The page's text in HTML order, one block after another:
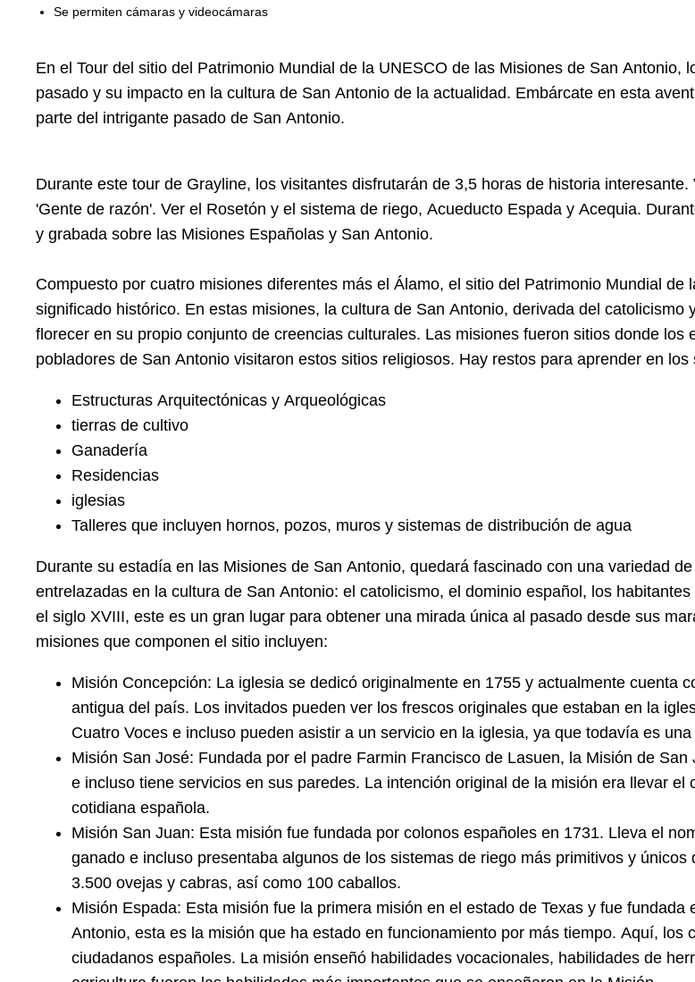
Se permiten cámaras y videocámaras
En el Tour del sitio del Patrimonio Mundial de la UNESCO de las Misiones de San Antonio,
pasado y su impacto en la cultura de San Antonio de la actualidad. Embárcate en esta
parte del intrigante pasado de San Antonio.
Durante este tour de Grayline, los visitantes disfrutarán de 3,5 horas de historia
'Gente de razón'. Ver el Rosetón y el sistema de riego, Acueducto Espada y Acequia.
y grabada sobre las Misiones Españolas y San Antonio.
Compuesto por cuatro misiones diferentes más el Álamo, el sitio del Patrimonio Mundial
significado histórico. En estas misiones, la cultura de San Antonio, derivada del
florecer en su propio conjunto de creencias culturales. Las misiones fueron sitios donde
pobladores de San Antonio visitaron estos sitios religiosos. Hay restos para aprender en los
Estructuras Arquitectónicas y Arqueológicas
tierras de cultivo
Ganadería
Residencias
iglesias
Talleres que incluyen hornos, pozos, muros y sistemas de distribución de agua
Durante su estadía en las Misiones de San Antonio, quedará fascinado con una variedad
entrelazadas en la cultura de San Antonio: el catolicismo, el dominio español, los
el siglo XVIII, este es un gran lugar para obtener una mirada única al pasado desde sus
misiones que componen el sitio incluyen:
Misión Concepción: La iglesia se dedicó originalmente en 1755 y actualmente cuenta
antigua del país. Los invitados pueden ver los frescos originales que estaban en la
Cuatro Voces e incluso pueden asistir a un servicio en la iglesia, ya que todavía es
Misión San José: Fundada por el padre Farmin Francisco de Lasuen, la Misión de
e incluso tiene servicios en sus paredes. La intención original de la misión era llevar
cotidiana española.
Misión San Juan: Esta misión fue fundada por colonos españoles en 1731. Lleva el
ganado e incluso presentaba algunos de los sistemas de riego más primitivos y
3.500 ovejas y cabras, así como 100 caballos.
Misión Espada: Esta misión fue la primera misión en el estado de Texas y fue
Antonio, esta es la misión que ha estado en funcionamiento por más tiempo. Aquí,
ciudadanos españoles. La misión enseñó habilidades vocacionales, habilidades de